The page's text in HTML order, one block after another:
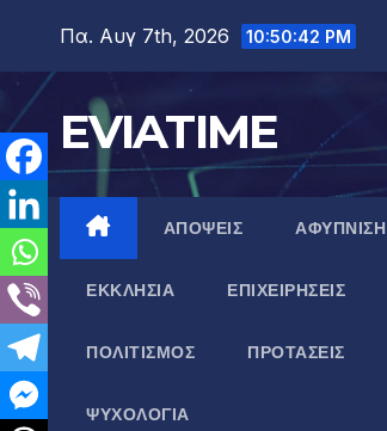
περιεχόμενο
Πα. Αυγ 7th, 2026 10:50:43 PM
EVIATIME
ΑΠΟΨΕΙΣ ΑΦΥΠΝΙΣΗ
ΕΚΚΛΗΣΙΑ ΕΠΙΧΕΙΡΗΣΕΙΣ
ΠΟΛΙΤΙΣΜΟΣ ΠΡΟΤΑΣΕΙΣ
ΨΥΧΟΛΟΓΙΑ